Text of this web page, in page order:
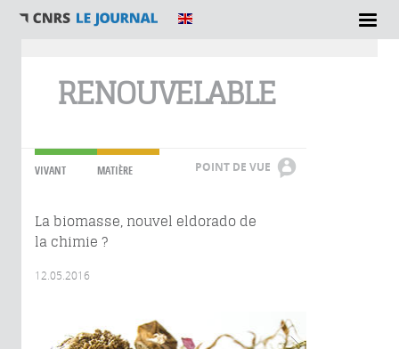
RENOUVELABLE
VIVANT MATIÈRE POINT DE VUE
La biomasse, nouvel eldorado de
la chimie ?
12.05.2016